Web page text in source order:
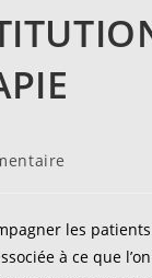
:
les
à ce que